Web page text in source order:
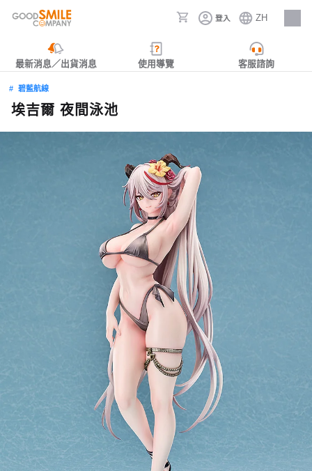
登入 ZH
人才招募
最新消息／出貨消息 使用導覽 客服諮詢
碧藍航線
埃吉爾 夜間泳池